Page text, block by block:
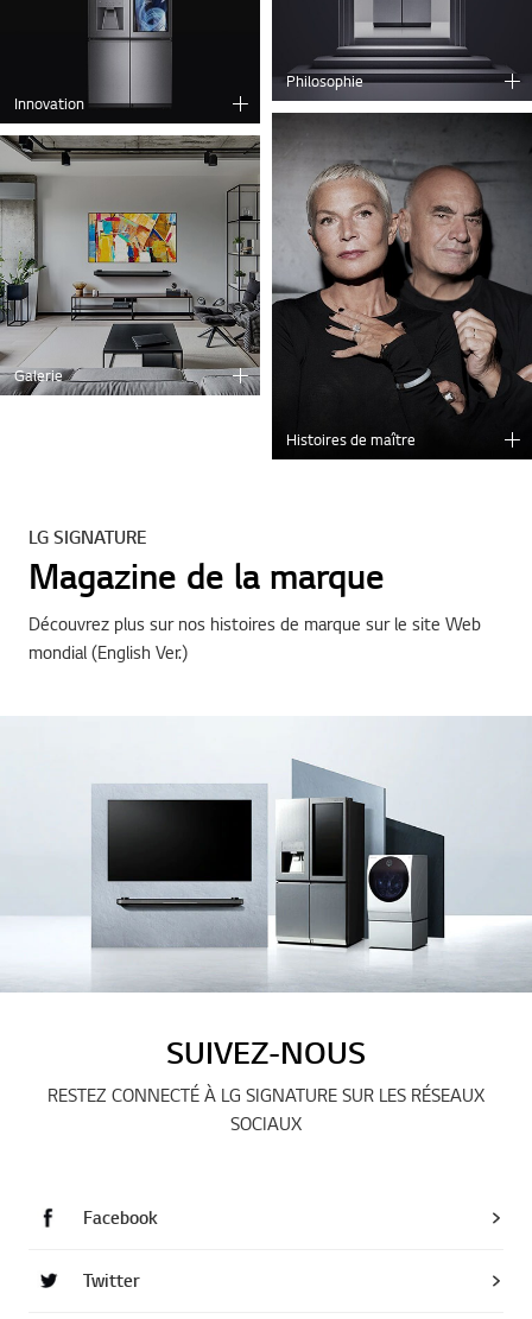
Innovation
Philosophie
Galerie
Histoires de maître
LG SIGNATURE
Magazine de la marque
Découvrez plus sur nos histoires de marque sur le site Web
mondial (English Ver.)
SUIVEZ-NOUS
RESTEZ CONNECTÉ À LG SIGNATURE SUR LES RÉSEAUX
SOCIAUX
Facebook
Twitter